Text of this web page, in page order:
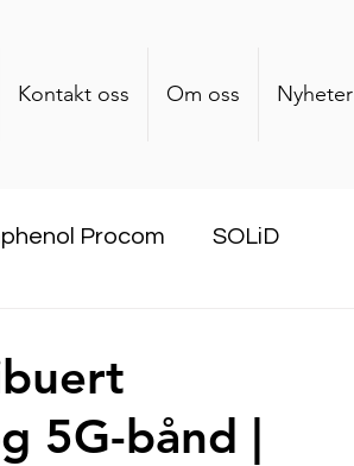
Kontakt oss Om oss Nyheter
Procom SOLiD
5G-bånd |